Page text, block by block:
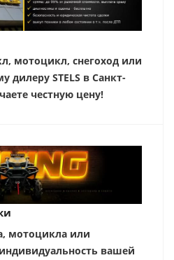
мотоцикл, снегоход или
дилеру STELS в Санкт-
честную цену!
мотоцикла или
вашей